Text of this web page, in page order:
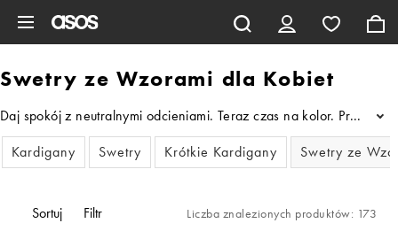
Swetry ze Wzorami dla Kobiet
Daj spokój z neutralnymi odcieniami. Teraz czas na kolor.
...
Kardigany
Swetry Krótkie Kardigany Swetry ze
Sortuj Filtr Liczba znalezionych produktów: 173